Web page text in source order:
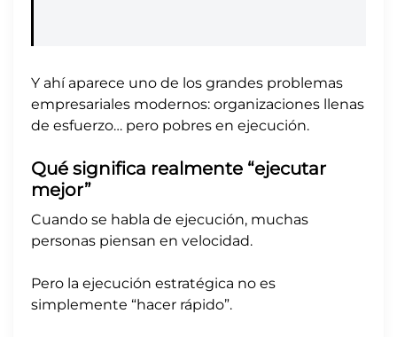
Y ahí aparece uno de los grandes problemas
empresariales modernos: organizaciones llenas
de esfuerzo… pero pobres en ejecución.
Qué significa realmente “ejecutar
mejor”
Cuando se habla de ejecución, muchas
personas piensan en velocidad.
Pero la ejecución estratégica no es
simplemente “hacer rápido”.